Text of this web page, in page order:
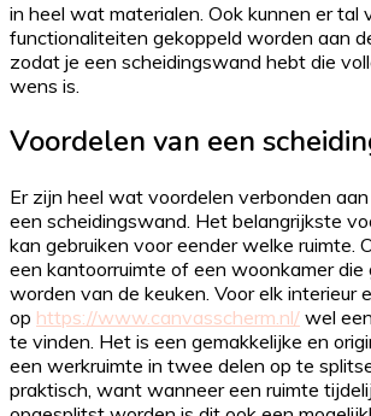
in heel wat materialen. Ook kunnen er tal
functionaliteiten gekoppeld worden aan
zodat je een scheidingswand hebt die
wens is.
Voordelen van een
Er zijn heel wat voordelen verbonden
een scheidingswand. Het belangrijkste
kan gebruiken voor eender welke ruimte.
een kantoorruimte of een woonkamer die
worden van de keuken. Voor elk interieur
op https://www.canvasscherm.nl/ wel
te vinden. Het is een gemakkelijke en
een werkruimte in twee delen op te
praktisch, want wanneer een ruimte